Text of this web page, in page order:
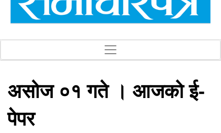
असोज ०१ गते । आजको ई-
पेपर